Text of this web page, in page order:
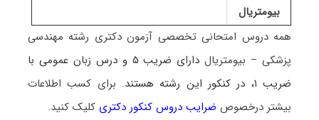
بیومتریال
همه دروس امتحانی تخصصی آزمون دکتری رشته مهندسی
پزشکی – بیومتریال
دارای ضریب ۵ و درس زبان عمومی با
ضریب ۱، در کنکور این رشته هستند.
برای کسب اطلاعات
بیشتر درخصوص ضرایب دروس کنکور دکتری کلیک کنید.